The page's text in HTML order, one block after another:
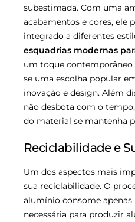
subestimada. Com uma
acabamentos e cores, ele
integrado a diferentes
esquadrias modernas
um toque
se uma escolha popular
inovação e design. Além
não desbota com o
do material se mantenha
Reciclabilidade e
Um dos aspectos mais
sua reciclabilidade. O
alumínio consome
necessária para produzir